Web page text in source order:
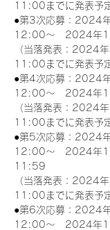
11:00までに発表予
●第3次応募：2024
12:00～　2024年
（当落発表：2024
11:00までに発表予
●第4次応募：2024
12:00～　2024年
（当落発表：2024
11:00までに発表予
●第5次応募：2024
12:00～　2024年
11:59
（当落発表：2024
11:00までに発表予
●第6次応募：2024
12:00～　2024年